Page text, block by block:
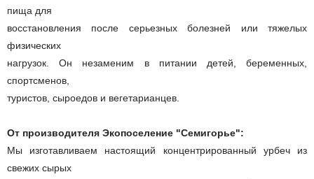
пища для
восстановления после серьезных болезней или тяжелых
физических
нагрузок. Он незаменим в питании детей, беременных,
спортсменов,
туристов, сыроедов и вегетарианцев.
От производителя Экопоселение "Семигорье":
Мы изготавливаем настоящий концентрированный урбеч из
свежих сырых